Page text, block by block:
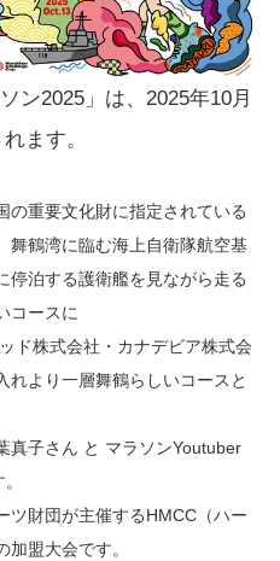
ン2025 」は、 2025年10月
ます。
の重要文化財に指定されている
舞鶴湾に臨む海上自衛隊航空基
停泊する護衛艦を見ながら走る
コースに
ド株式会社・カナデビア株式会
れより一層舞鶴らしいコースと
真子さん と マラソンYoutuber
財団が主催するHMCC（ハー
盟大会です。